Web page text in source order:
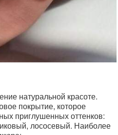
натуральной красоте.
покрытие, которое
приглушенных оттенков:
лососевый. Наиболее